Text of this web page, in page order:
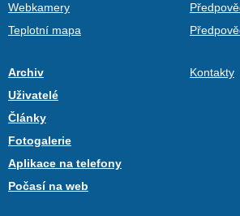
Webkamery
Teplotní mapa
Archiv
Uživatelé
Články
Fotogalerie
Aplikace na telefony
Počasí na web
Kontakty